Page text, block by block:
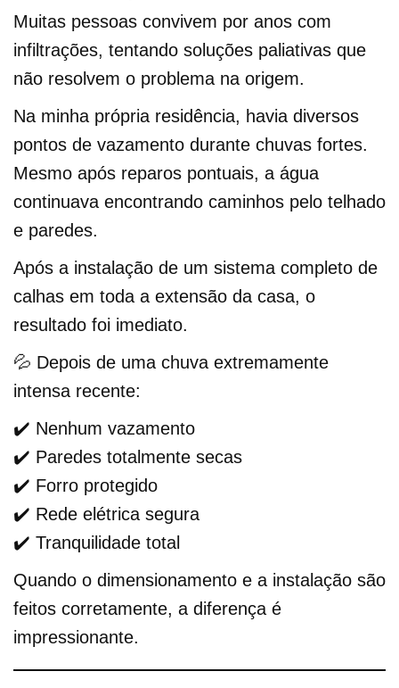
Muitas pessoas convivem por anos com
infiltrações, tentando soluções paliativas que
não resolvem o problema na origem.
Na minha própria residência, havia diversos
pontos de vazamento durante chuvas fortes.
Mesmo após reparos pontuais, a água
continuava encontrando caminhos pelo telhado
e paredes.
Após a instalação de um sistema completo de
calhas em toda a extensão da casa, o
resultado foi imediato.
💦 Depois de uma chuva extremamente
intensa recente:
✔️ Nenhum vazamento
✔️ Paredes totalmente secas
✔️ Forro protegido
✔️ Rede elétrica segura
✔️ Tranquilidade total
Quando o dimensionamento e a instalação são
feitos corretamente, a diferença é
impressionante.